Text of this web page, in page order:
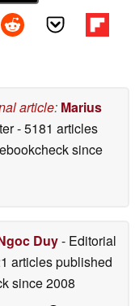
article: Marius
- 5181 articles
since
Duy- Editorial
articles published
since 2008